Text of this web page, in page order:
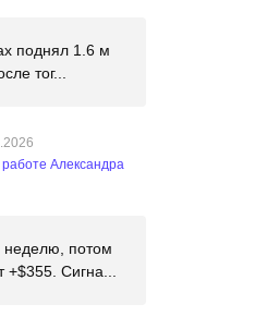
поднял 1.6 м
тог...
Александра
неделю, потом
+$355. Сигна...